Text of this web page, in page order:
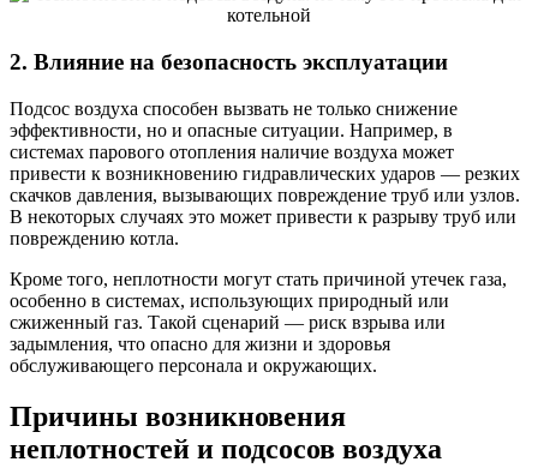
2. Влияние на безопасность эксплуатации
Подсос воздуха способен вызвать не только снижение
эффективности, но и опасные ситуации. Например, в
системах парового отопления наличие воздуха может
привести к возникновению гидравлических ударов — резких
скачков давления, вызывающих повреждение труб или узлов.
В некоторых случаях это может привести к разрыву труб или
повреждению котла.
Кроме того, неплотности могут стать причиной утечек газа,
особенно в системах, использующих природный или
сжиженный газ. Такой сценарий — риск взрыва или
задымления, что опасно для жизни и здоровья
обслуживающего персонала и окружающих.
Причины возникновения
неплотностей и подсосов воздуха